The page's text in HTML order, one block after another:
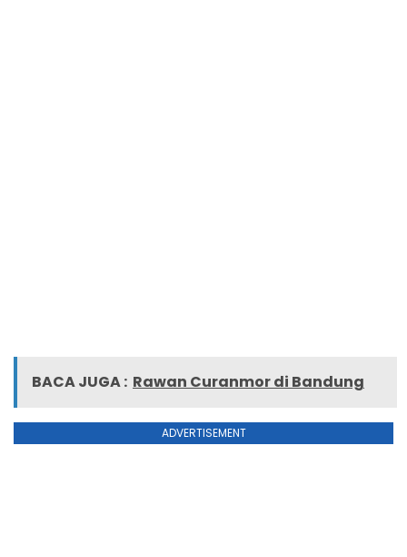
BACA JUGA : Rawan Curanmor di Bandung
ADVERTISEMENT